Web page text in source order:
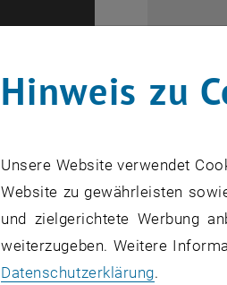
JULI
Hinweis zu
Unsere Website verwendet
Website zu gewährleisten
und zielgerichtete Werbung
weiterzugeben. Weitere
Datenschutzerklärung.